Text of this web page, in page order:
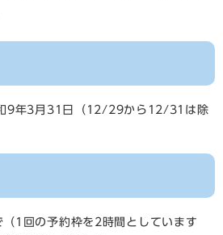
9年3月31日（12/29から12/31は除
1回の予約枠を2時間としています